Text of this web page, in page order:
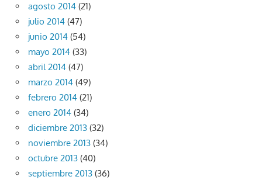
agosto 2014 (21)
julio 2014 (47)
junio 2014 (54)
mayo 2014 (33)
abril 2014 (47)
marzo 2014 (49)
febrero 2014 (21)
enero 2014 (34)
diciembre 2013 (32)
noviembre 2013 (34)
octubre 2013 (40)
septiembre 2013 (36)